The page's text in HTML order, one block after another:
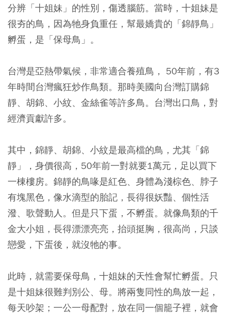
分辨「十姐妹」的性別，傷透腦筋。當時，十姐妹是
很夯的鳥，因為牠身負重任，幫最嬌貴的「錦靜鳥」
孵蛋，是「保母鳥」。
台灣是亞熱帶氣候，非常適合養殖鳥， 50年前，有3
年時間台灣瘋狂炒作鳥類。那時美國向台灣訂購錦
靜、胡錦、小紋、金絲雀等許多鳥。台灣出口鳥，對
經濟貢獻許多。
其中，錦靜、胡錦、小紋是最高檔的鳥，尤其「錦
靜」，身價很高，50年前一對就要1萬元，足以買下
一棟樓房。錦靜的鳥喙是紅色、身體為淺棕色、脖子
有塊黑色，像水滴型的胎記，長得很妖豔、個性活
潑、歌聲動人。但是只下蛋，不孵蛋。就像鳥類的千
金大小姐，長得漂漂亮亮，抬頭挺胸，很高尚，只談
戀愛，下蛋後，就沒牠的事。
此時，就需要保母鳥，十姐妹的天性會幫忙孵蛋。只
是十姐妹很難判別公、母。將兩隻同性的鳥放一起，
每天吵架；一公一母配對，放在同一個籠子裡，就會